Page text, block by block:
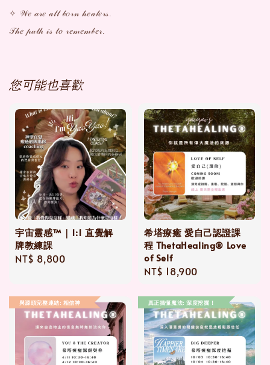
✧ 𝒲𝑒 𝒶𝓇𝑒 𝒶𝓁𝓁 𝒷𝑜𝓇𝓃 𝒽𝑒𝒶𝓁𝑒𝓇𝓈.
𝒯𝒽𝑒 𝓅𝒶𝓉𝒽 𝒾𝓈 𝓉𝑜 𝓇𝑒𝓂𝑒𝓂𝒷𝑒𝓇.
您可能也喜歡
宇宙靈感™｜1:1 直覺解
牌教練課
Regular
NT$ 8,800
希塔療癒 愛自己認證課
程 ThetaHealing® Love
of Self
Regular
NT$ 18,900
與源頭完整連結: 相信神 真正搞懂魔法: 深度挖掘！